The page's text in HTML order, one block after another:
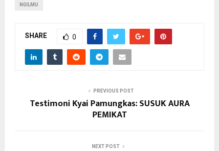
NGILMU
SHARE 0
PREVIOUS POST
Testimoni Kyai Pamungkas: SUSUK AURA
PEMIKAT
NEXT POST